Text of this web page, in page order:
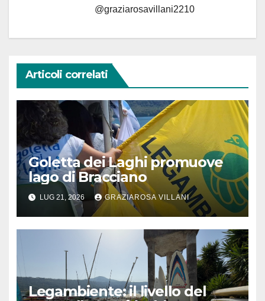
@graziarosavillani2210
Articoli correlati
Goletta dei Laghi promuove
lago di Bracciano
LUG 21, 2026 GRAZIAROSA VILLANI
Legambiente: il livello del